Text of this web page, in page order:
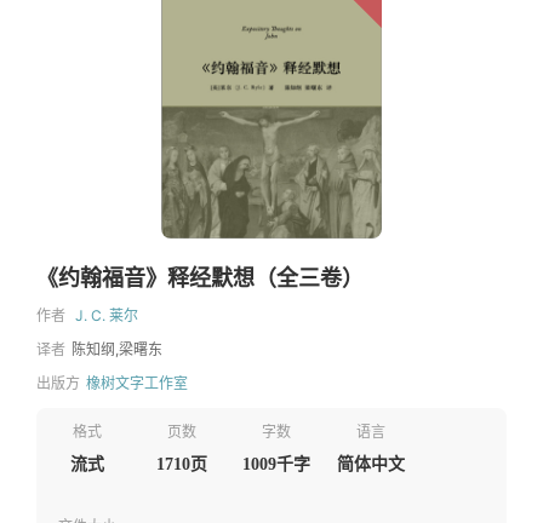
《约翰福音》释经默想（全三卷）
作者 J. C. 莱尔
译者 陈知纲,梁曙东
出版方 橡树文字工作室
格式
流式
页数
1710页
字数
1009千字
语言
简体中文